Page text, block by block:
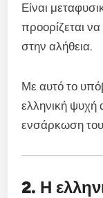
Είναι
προορίζεται
στην αλήθεια.
Με αυτό το
ελληνική ψυχή
ενσάρκωση
2. Η